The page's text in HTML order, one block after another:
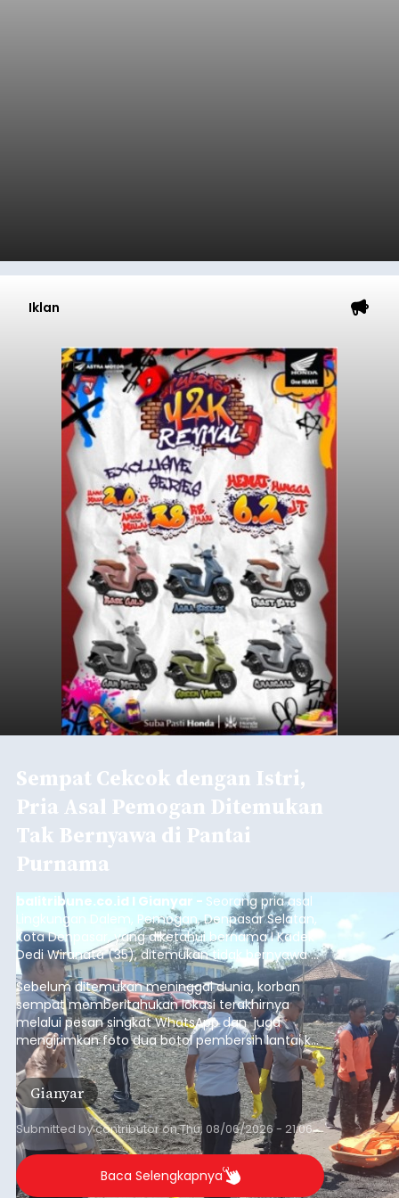
Iklan
Sempat Cekcok dengan Istri,
Pria Asal Pemogan Ditemukan
Tak Bernyawa di Pantai
Purnama
balitribune.co.id I Gianyar - Seorang pria asal
Lingkungan Dalem, Pemogan, Denpasar Selatan,
Kota Denpasar, yang diketahui bernama I Kadek
Dedi Wiranata (35), ditemukan tidak bernyawa di
pesisir Pantai Purnama, Sukawati.
Sebelum ditemukan meninggal dunia, korban
sempat memberitahukan lokasi terakhirnya
melalui pesan singkat WhatsApp dan juga
mengirimkan foto dua botol pembersih lantai ke
istrinya.
Gianyar
Submitted bycontributoronThu, 08/06/2026 - 21:06
Baca Selengkapnya